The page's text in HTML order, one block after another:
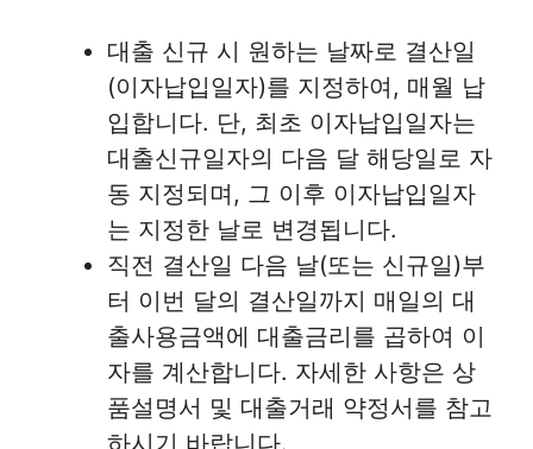
대출 신규 시 원하는 날짜로 결산일
(이자납입일자)를 지정하여, 매월 납
입합니다. 단, 최초 이자납입일자는
대출신규일자의 다음 달 해당일로 자
동 지정되며, 그 이후 이자납입일자
는 지정한 날로 변경됩니다.
직전 결산일 다음 날(또는 신규일)부
터 이번 달의 결산일까지 매일의 대
출사용금액에 대출금리를 곱하여 이
자를 계산합니다. 자세한 사항은 상
품설명서 및 대출거래 약정서를 참고
하시기 바랍니다.